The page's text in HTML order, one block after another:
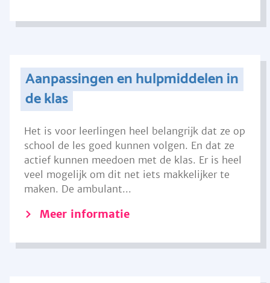
Aanpassingen en hulpmiddelen in
de klas
Het is voor leerlingen heel belangrijk dat ze op
school de les goed kunnen volgen. En dat ze
actief kunnen meedoen met de klas. Er is heel
veel mogelijk om dit net iets makkelijker te
maken. De ambulant...
Meer informatie